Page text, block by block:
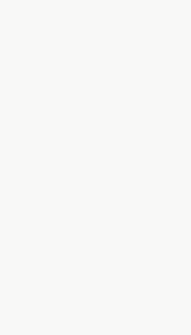
десерт: эту
французский коктейль
ликер для
из черной
его, подойдет любой
прямо перед